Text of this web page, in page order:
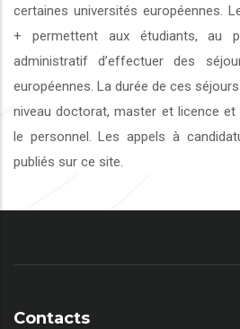
certaines universités européennes.
+ permettent aux étudiants, au
administratif d’effectuer des
européennes. La durée de ces
niveau doctorat, master et licence et
le personnel. Les appels à
publiés sur ce site.
Contacts